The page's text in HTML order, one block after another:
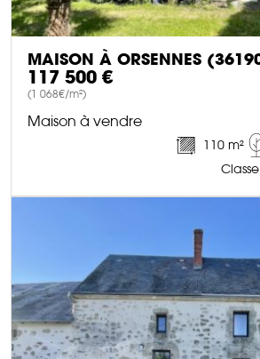
MAISON À ORSENNES
117 500 €
(1 068€/m²)
Maison à vendre
110 m²